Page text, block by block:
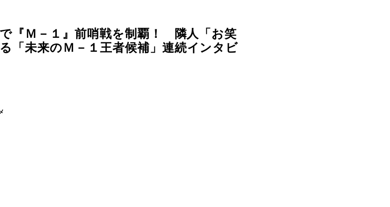
『Ｍ－１』前哨戦を制覇！ 隣人「お笑
「未来のＭ－１王者候補」連続インタビ